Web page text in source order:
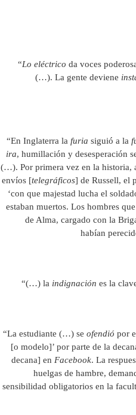
“Lo eléctrico da voces
(…). La gente deviene
“En Inglaterra la furia siguió a la
ira, humillación y desesperación
(…). Por primera vez en la historia,
envíos [telegráficos] de Russell, el
‘con que majestad lucha el
estaban muertos. Los hombres
de Alma, cargado con la
habían
“(…) la indignación es la
“La estudiante (…) se ofendió por
[o modelo]’ por parte de la
decana] en Facebook. La
huelgas de hambre,
sensibilidad obligatorios en la